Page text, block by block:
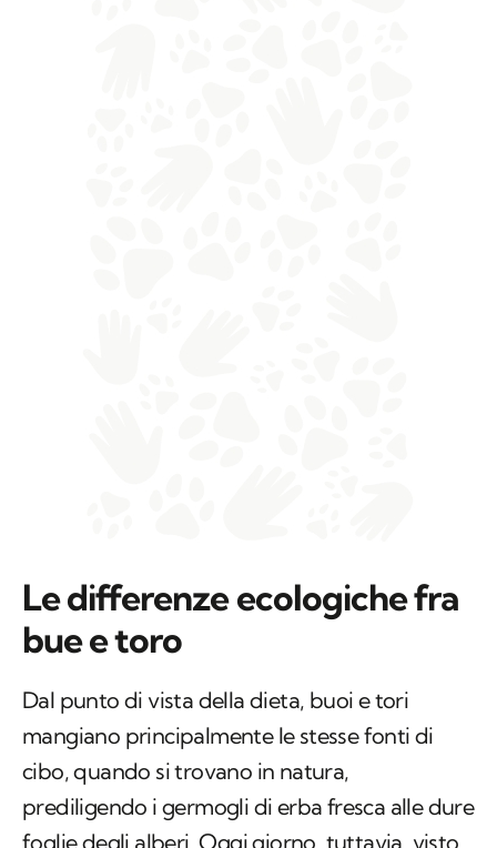
Le differenze ecologiche fra
bue e toro
Dal punto di vista della dieta, buoi e tori
mangiano principalmente le stesse fonti di
cibo, quando si trovano in natura,
prediligendo i germogli di erba fresca alle dure
foglie degli alberi. Oggi giorno, tuttavia, visto